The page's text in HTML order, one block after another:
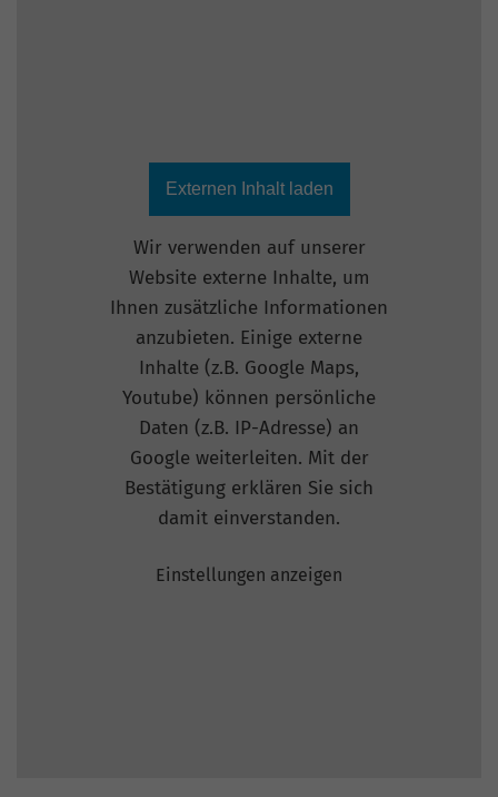
Externen Inhalt laden
Wir verwenden auf unserer
Website externe Inhalte, um
Ihnen zusätzliche Informationen
anzubieten. Einige externe
Inhalte (z.B. Google Maps,
Youtube) können persönliche
Daten (z.B. IP-Adresse) an
Google weiterleiten. Mit der
Bestätigung erklären Sie sich
damit einverstanden.
Einstellungen anzeigen